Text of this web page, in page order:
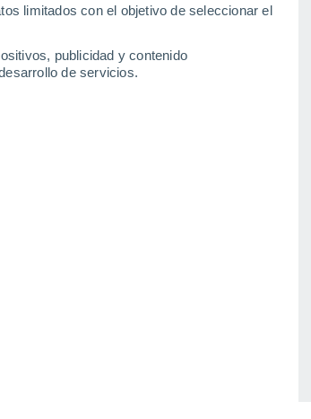
limitados con el objetivo de seleccionar el
publicidad y contenido
de servicios.
Kuhmo